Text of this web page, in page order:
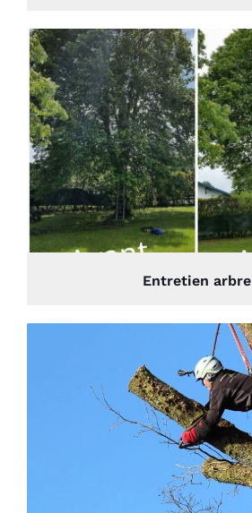
Entretien arbre